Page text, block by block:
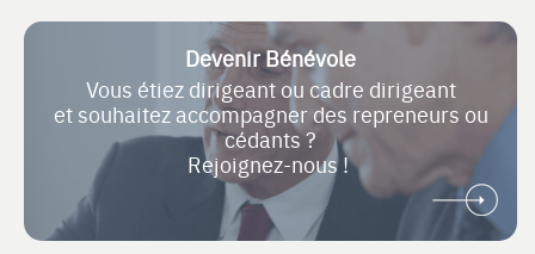
Devenir Bénévole
Vous étiez dirigeant ou cadre dirigeant
et souhaitez accompagner des repreneurs ou
cédants ?
Rejoignez-nous !